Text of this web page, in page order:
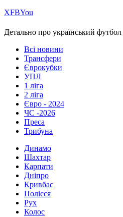
ХFBYou
Детально про український футбол
Всі новини
Трансфери
Єврокубки
УПЛ
1 ліга
2 ліга
Євро - 2024
ЧС -2026
Преса
Трибуна
Динамо
Шахтар
Карпати
Дніпро
Кривбас
Полісся
Рух
Колос